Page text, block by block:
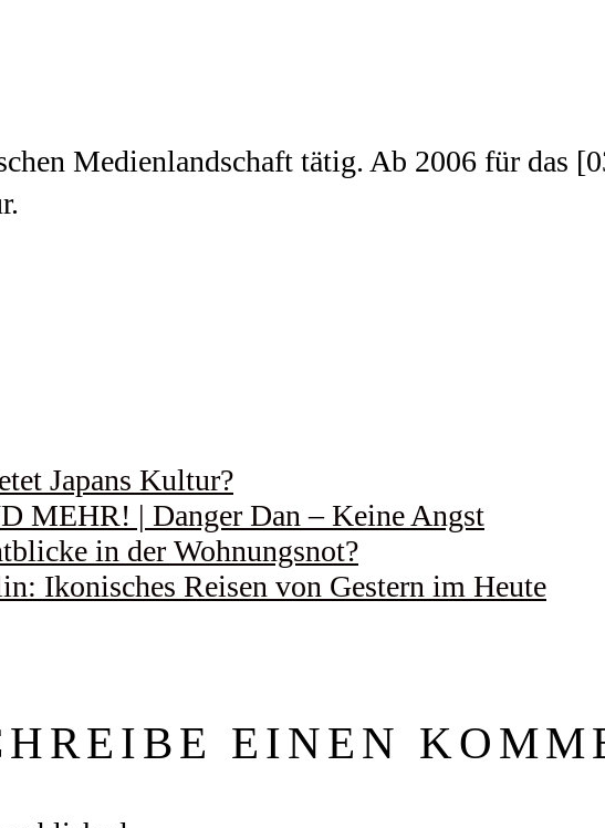
Medienlandschaft tätig. Ab 2006 für das
Japans Kultur?
MEHR! | Danger Dan – Keine Angst
in der Wohnungsnot?
Ikonisches Reisen von Gestern im Heute
EINEN